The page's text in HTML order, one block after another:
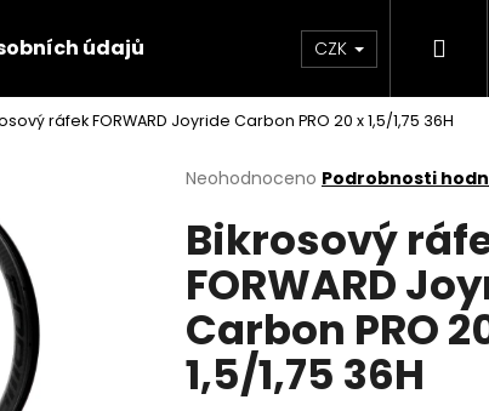
údajů Custom
CZK
ráfek FORWARD Joyride Carbon PRO 20 x 1,5/1,75 36H
Průměrné
produktu
je
0,0
5
hvězdiček.
Neohodnoceno Podrobnosti
Bikrosový
FORWARD
Carbon PRO
1,5/1,75 36H